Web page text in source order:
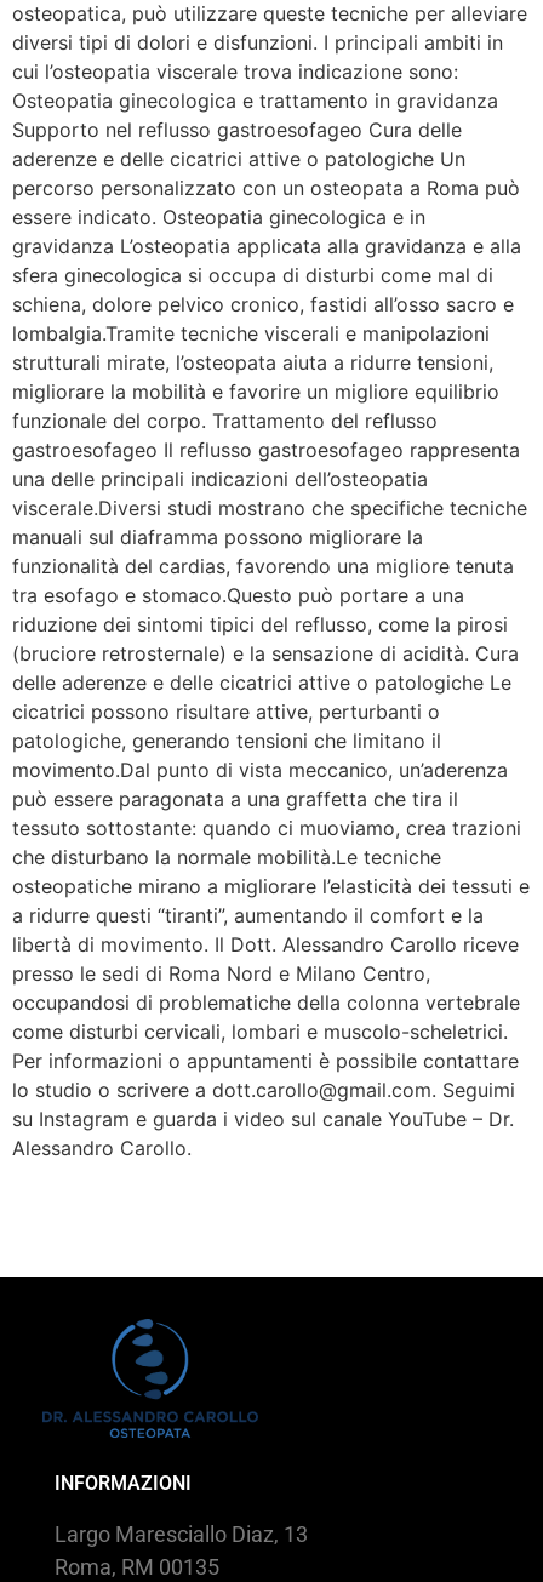
osteopatica, può utilizzare queste tecniche per alleviare
diversi tipi di dolori e disfunzioni. I principali ambiti in
cui l’osteopatia viscerale trova indicazione sono:
Osteopatia ginecologica e trattamento in gravidanza
Supporto nel reflusso gastroesofageo Cura delle
aderenze e delle cicatrici attive o patologiche Un
percorso personalizzato con un osteopata a Roma può
essere indicato. Osteopatia ginecologica e in
gravidanza L’osteopatia applicata alla gravidanza e alla
sfera ginecologica si occupa di disturbi come mal di
schiena, dolore pelvico cronico, fastidi all’osso sacro e
lombalgia.Tramite tecniche viscerali e manipolazioni
strutturali mirate, l’osteopata aiuta a ridurre tensioni,
migliorare la mobilità e favorire un migliore equilibrio
funzionale del corpo. Trattamento del reflusso
gastroesofageo Il reflusso gastroesofageo rappresenta
una delle principali indicazioni dell’osteopatia
viscerale.Diversi studi mostrano che specifiche tecniche
manuali sul diaframma possono migliorare la
funzionalità del cardias, favorendo una migliore tenuta
tra esofago e stomaco.Questo può portare a una
riduzione dei sintomi tipici del reflusso, come la pirosi
(bruciore retrosternale) e la sensazione di acidità. Cura
delle aderenze e delle cicatrici attive o patologiche Le
cicatrici possono risultare attive, perturbanti o
patologiche, generando tensioni che limitano il
movimento.Dal punto di vista meccanico, un’aderenza
può essere paragonata a una graffetta che tira il
tessuto sottostante: quando ci muoviamo, crea trazioni
che disturbano la normale mobilità.Le tecniche
osteopatiche mirano a migliorare l’elasticità dei tessuti e
a ridurre questi “tiranti”, aumentando il comfort e la
libertà di movimento. Il Dott. Alessandro Carollo riceve
presso le sedi di Roma Nord e Milano Centro,
occupandosi di problematiche della colonna vertebrale
come disturbi cervicali, lombari e muscolo-scheletrici.
Per informazioni o appuntamenti è possibile contattare
lo studio o scrivere a dott.carollo@gmail.com. Seguimi
su Instagram e guarda i video sul canale YouTube – Dr.
Alessandro Carollo.
INFORMAZIONI
Largo Maresciallo Diaz, 13
Roma, RM 00135